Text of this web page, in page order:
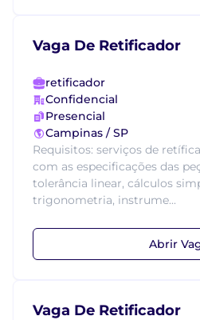
Vaga De Retificador
retificador
Confidencial
Presencial
Campinas / SP
Requisitos: serviços de
com as especificações das
tolerância linear, cálculos
trigonometria, instrume...
Abrir
Vaga De Retificador